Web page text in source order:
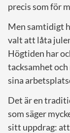
precis som för
Men samtidigt
valt att låta
Högtiden har
tacksamhet
sina
Det är en
som säger
sitt uppdrag: